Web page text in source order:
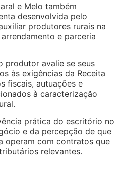
e Melo também
desenvolvida pelo
produtores rurais na
e parceria
produtor avalie se seus
às exigências da Receita
fiscais, autuações e
à caracterização
prática do escritório no
e da percepção de que
operam com contratos que
relevantes.